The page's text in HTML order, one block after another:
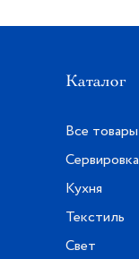
Каталог
Все товары
Сервировка
Кухня
Текстиль
Свет